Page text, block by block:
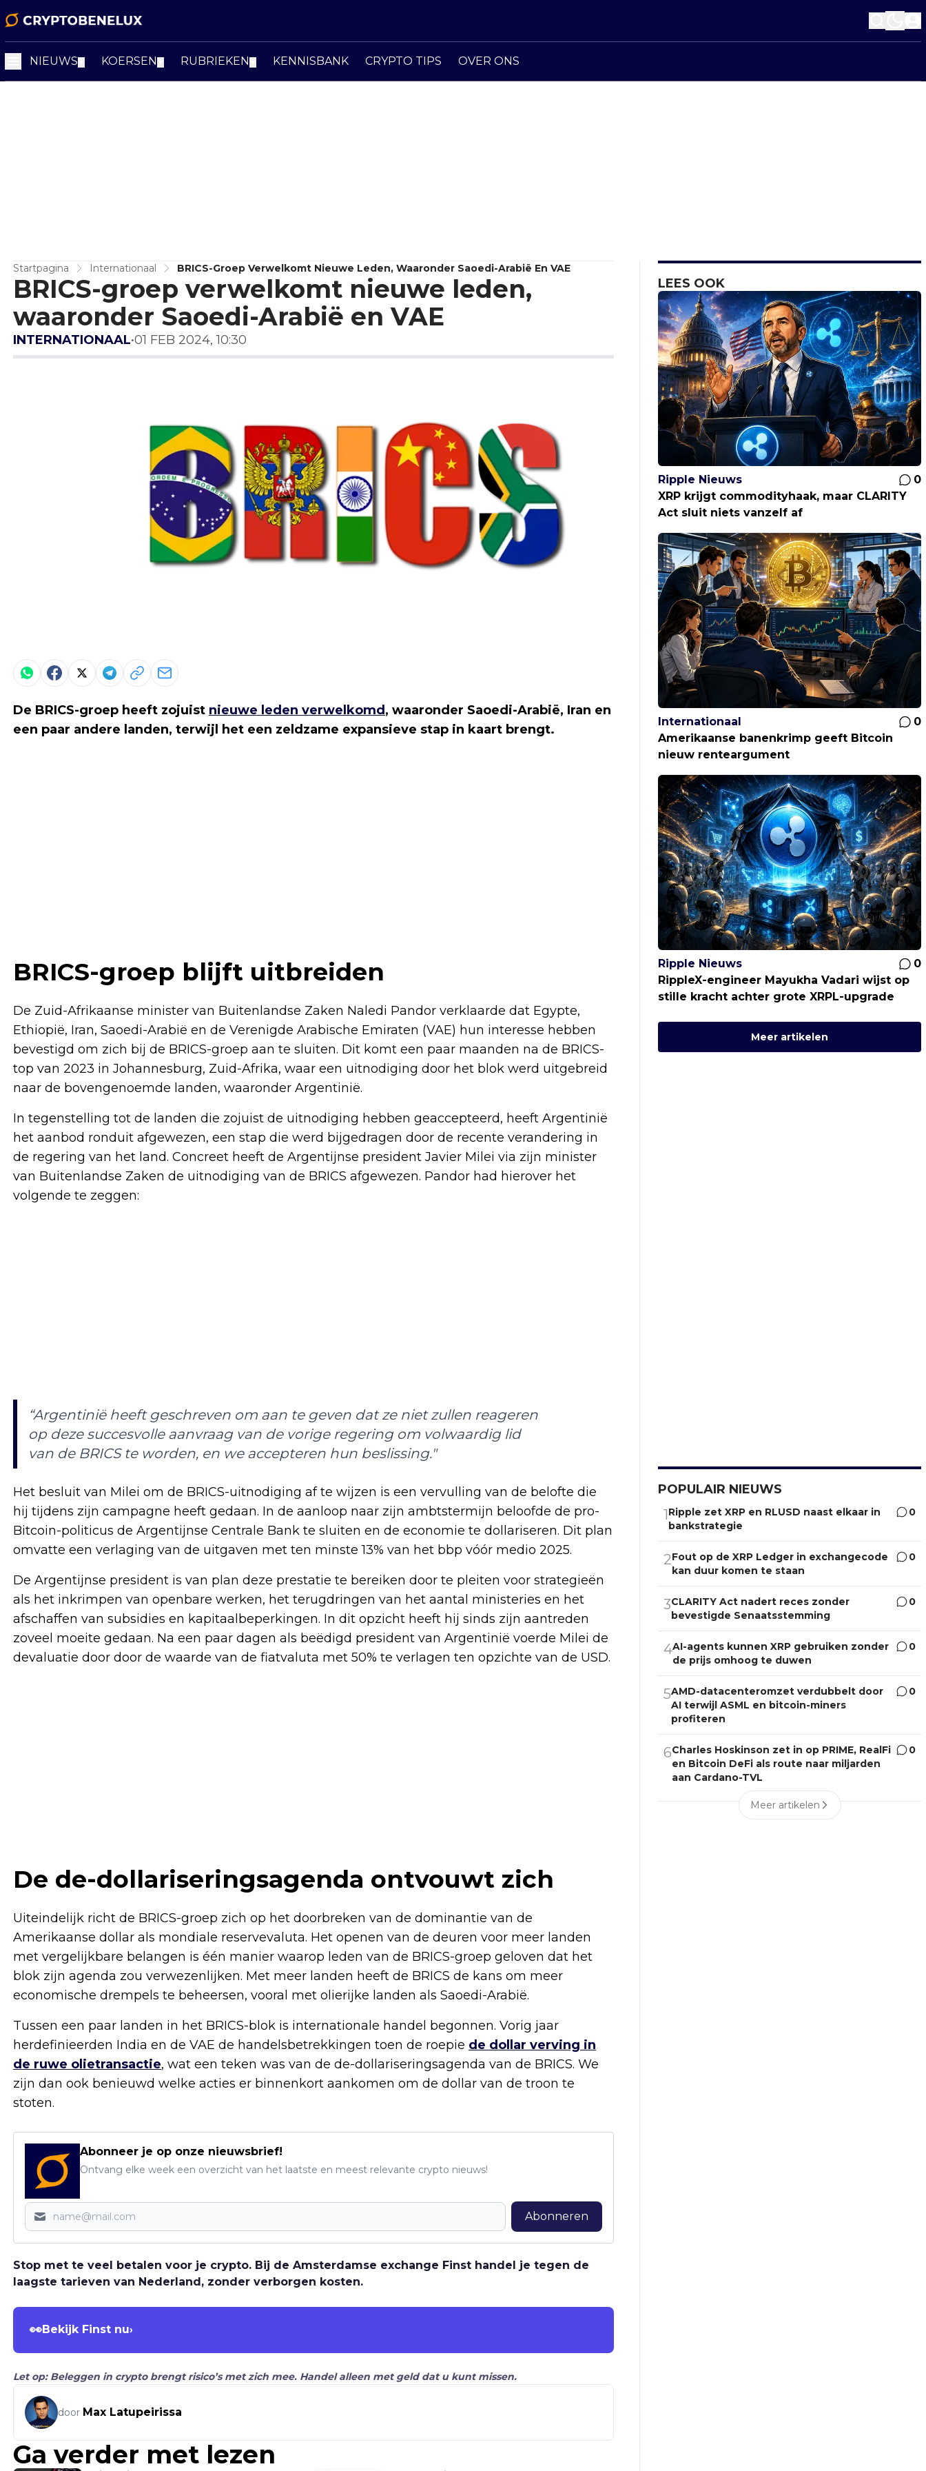
NIEUWS KOERSEN RUBRIEKEN KENNISBANK CRYPTO TIPS OVER ONS
Startpagina Internationaal BRICS-Groep Verwelkomt Nieuwe Leden, Waaronder Saoedi-Arabië En VAE
BRICS-groep verwelkomt nieuwe leden,
waaronder Saoedi-Arabië en VAE
INTERNATIONAAL•01 FEB 2024, 10:30
De BRICS-groep heeft zojuist nieuwe leden verwelkomd , waaronder Saoedi-Arabië, Iran en
een paar andere landen, terwijl het een zeldzame expansieve stap in kaart brengt.
BRICS-groep blijft uitbreiden
De Zuid-Afrikaanse minister van Buitenlandse Zaken Naledi Pandor verklaarde dat Egypte,
Ethiopië, Iran, Saoedi-Arabië en de Verenigde Arabische Emiraten (VAE) hun interesse hebben
bevestigd om zich bij de BRICS-groep aan te sluiten. Dit komt een paar maanden na de BRICS-
top van 2023 in Johannesburg, Zuid-Afrika, waar een uitnodiging door het blok werd uitgebreid
naar de bovengenoemde landen, waaronder Argentinië.
In tegenstelling tot de landen die zojuist de uitnodiging hebben geaccepteerd, heeft Argentinië
het aanbod ronduit afgewezen, een stap die werd bijgedragen door de recente verandering in
de regering van het land. Concreet heeft de Argentijnse president Javier Milei via zijn minister
van Buitenlandse Zaken de uitnodiging van de BRICS afgewezen. Pandor had hierover het
volgende te zeggen:
“Argentinië heeft geschreven om aan te geven dat ze niet zullen reageren
op deze succesvolle aanvraag van de vorige regering om volwaardig lid
van de BRICS te worden, en we accepteren hun beslissing."
Het besluit van Milei om de BRICS-uitnodiging af te wijzen is een vervulling van de belofte die
hij tijdens zijn campagne heeft gedaan. In de aanloop naar zijn ambtstermijn beloofde de pro-
Bitcoin-politicus de Argentijnse Centrale Bank te sluiten en de economie te dollariseren. Dit plan
omvatte een verlaging van de uitgaven met ten minste 13% van het bbp vóór medio 2025.
De Argentijnse president is van plan deze prestatie te bereiken door te pleiten voor strategieën
als het inkrimpen van openbare werken, het terugdringen van het aantal ministeries en het
afschaffen van subsidies en kapitaalbeperkingen. In dit opzicht heeft hij sinds zijn aantreden
zoveel moeite gedaan. Na een paar dagen als beëdigd president van Argentinië voerde Milei de
devaluatie door door de waarde van de fiatvaluta met 50% te verlagen ten opzichte van de USD.
De de-dollariseringsagenda ontvouwt zich
Uiteindelijk richt de BRICS-groep zich op het doorbreken van de dominantie van de
Amerikaanse dollar als mondiale reservevaluta. Het openen van de deuren voor meer landen
met vergelijkbare belangen is één manier waarop leden van de BRICS-groep geloven dat het
blok zijn agenda zou verwezenlijken. Met meer landen heeft de BRICS de kans om meer
economische drempels te beheersen, vooral met olierijke landen als Saoedi-Arabië.
Tussen een paar landen in het BRICS-blok is internationale handel begonnen. Vorig jaar
herdefinieerden India en de VAE de handelsbetrekkingen toen de roepie de dollar verving in
de ruwe olietransactie, wat een teken was van de de-dollariseringsagenda van de BRICS. We
zijn dan ook benieuwd welke acties er binnenkort aankomen om de dollar van de troon te
stoten.
Abonneer je op onze nieuwsbrief!
Ontvang elke week een overzicht van het laatste en meest relevante crypto nieuws!
Abonneren
Stop met te veel betalen voor je crypto. Bij de Amsterdamse exchange Finst handel je tegen de
laagste tarieven van Nederland, zonder verborgen kosten.
👀Bekijk Finst nu›
Let op: Beleggen in crypto brengt risico’s met zich mee. Handel alleen met geld dat u kunt missen.
door Max Latupeirissa
Ga verder met lezen
LEES OOK
Ripple Nieuws
0
XRP krijgt commodityhaak, maar CLARITY
Act sluit niets vanzelf af
Internationaal
0
Amerikaanse banenkrimp geeft Bitcoin
nieuw renteargument
Ripple Nieuws
0
RippleX-engineer Mayukha Vadari wijst op
stille kracht achter grote XRPL-upgrade
Meer artikelen
POPULAIR NIEUWS
1Ripple zet XRP en RLUSD naast elkaar in
bankstrategie
0
2Fout op de XRP Ledger in exchangecode
kan duur komen te staan
0
3CLARITY Act nadert reces zonder
bevestigde Senaatsstemming
0
4AI-agents kunnen XRP gebruiken zonder
de prijs omhoog te duwen
0
5AMD-datacenteromzet verdubbelt door
AI terwijl ASML en bitcoin-miners
profiteren
0
6Charles Hoskinson zet in op PRIME, RealFi
en Bitcoin DeFi als route naar miljarden
aan Cardano-TVL
0
Meer artikelen